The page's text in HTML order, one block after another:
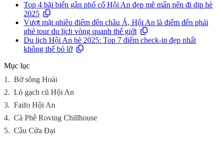
Top 4 bãi biển gần phố cổ Hội An đẹp mê mẩn nên đi dịp hè
2025
Vượt mặt nhiều điểm đến châu Á, Hội An là điểm đến phải
ghé tour du lịch vòng quanh thế giới
Du lịch Hội An hè 2025: Top 7 điểm check-in đẹp nhất
không thể bỏ lỡ
Mục lục
1. Bờ sông Hoài
2. Lò gạch cũ Hội An
3. Faifo Hội An
4. Cà Phê Roving Chillhouse
5. Cầu Cửa Đại